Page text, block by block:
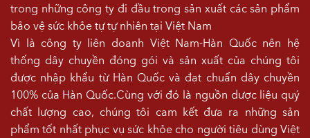
trong những công ty đi đầu trong sản xuất các sản phẩm
bảo vệ sức khỏe tự tự nhiên tại Việt Nam
Vì là công ty liên doanh Việt Nam-Hàn Quốc nên hệ
thống dây chuyền đóng gói và sản xuất của chúng tôi
được nhập khẩu từ Hàn Quốc và đạt chuẩn dây chuyền
100% của Hàn Quốc.Cùng với đó là nguồn dược liệu quý
chất lượng cao, chúng tôi cam kết đưa ra những sản
phẩm tốt nhất phục vụ sức khỏe cho người tiêu dùng Việt